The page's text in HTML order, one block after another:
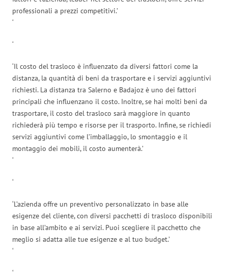
professionali a prezzi competitivi.’
‘
‘
‘Il costo del trasloco è influenzato da diversi fattori come la
distanza, la quantità di beni da trasportare e i servizi aggiuntivi
richiesti. La distanza tra Salerno e Badajoz è uno dei fattori
principali che influenzano il costo. Inoltre, se hai molti beni da
trasportare, il costo del trasloco sarà maggiore in quanto
richiederà più tempo e risorse per il trasporto. Infine, se richiedi
servizi aggiuntivi come l’imballaggio, lo smontaggio e il
montaggio dei mobili, il costo aumenterà.’
‘
‘
‘L’azienda offre un preventivo personalizzato in base alle
esigenze del cliente, con diversi pacchetti di trasloco disponibili
in base all’ambito e ai servizi. Puoi scegliere il pacchetto che
meglio si adatta alle tue esigenze e al tuo budget.’
‘
‘